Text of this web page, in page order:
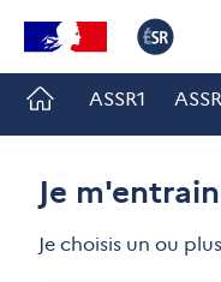
Accéder à la
ASSR1
Je
Je choisis un ou